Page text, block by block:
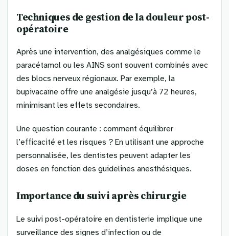
Techniques de gestion de la douleur post-
opératoire
Après une intervention, des analgésiques comme le
paracétamol ou les AINS sont souvent combinés avec
des blocs nerveux régionaux. Par exemple, la
bupivacaïne offre une analgésie jusqu’à 72 heures,
minimisant les effets secondaires.
Une question courante : comment équilibrer
l’efficacité et les risques ? En utilisant une approche
personnalisée, les dentistes peuvent adapter les
doses en fonction des guidelines anesthésiques.
Importance du suivi après chirurgie
Le suivi post-opératoire en dentisterie implique une
surveillance des signes d’infection ou de